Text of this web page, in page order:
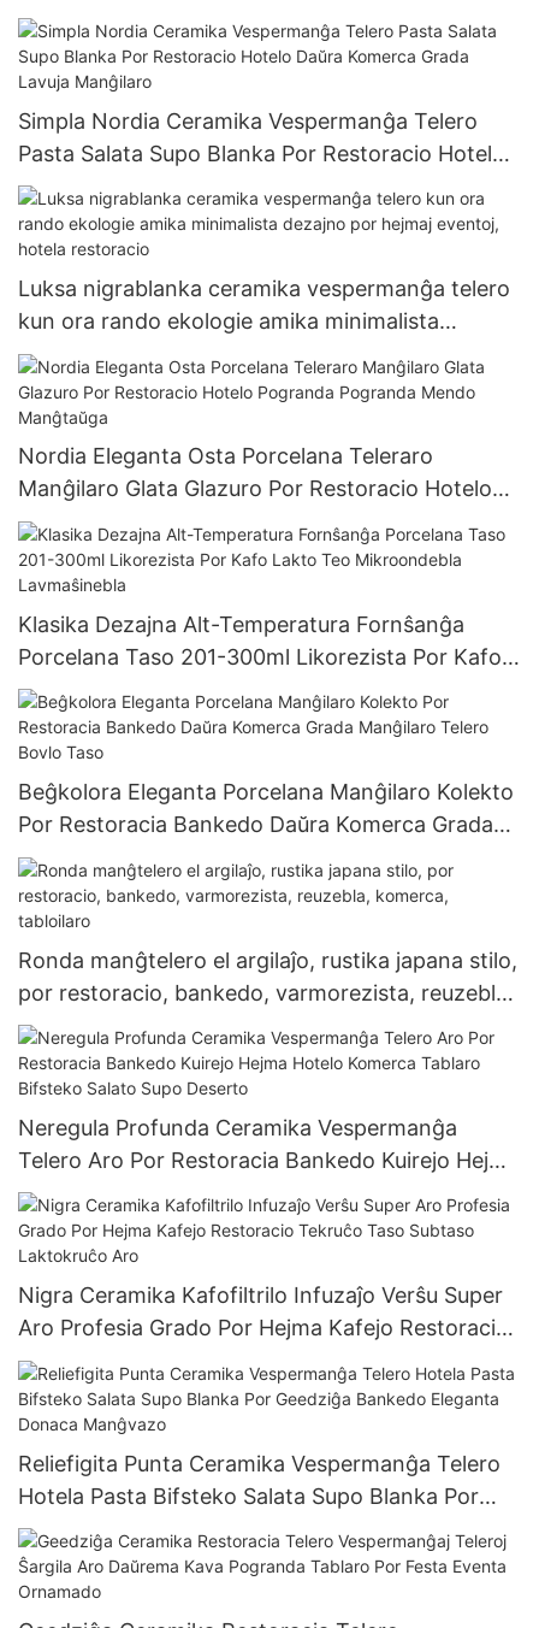
Beer Cup 15oz
Simpla Nordia Ceramika Vespermanĝa Telero
Pasta Salata Supo Blanka Por Restoracio Hotelo
Daŭra Komerca Grada Lavuja Manĝilaro
Luksa nigrablanka ceramika vespermanĝa telero
kun ora rando ekologie amika minimalista
dezajno por hejmaj eventoj, hotela restoracio
Nordia Eleganta Osta Porcelana Teleraro
Manĝilaro Glata Glazuro Por Restoracio Hotelo
Pogranda Pogranda Mendo Manĝtaŭga
Klasika Dezajna Alt-Temperatura Fornŝanĝa
Porcelana Taso 201-300ml Likorezista Por Kafo
Lakto Teo Mikroondebla Lavmaŝinebla
Beĝkolora Eleganta Porcelana Manĝilaro Kolekto
Por Restoracia Bankedo Daŭra Komerca Grada
Manĝilaro Telero Bovlo Taso
Ronda manĝtelero el argilaĵo, rustika japana stilo,
por restoracio, bankedo, varmorezista, reuzebla,
komerca, tabloilaro
Neregula Profunda Ceramika Vespermanĝa
Telero Aro Por Restoracia Bankedo Kuirejo Hejma
Hotelo Komerca Tablaro Bifsteko Salato Supo
Deserto
Nigra Ceramika Kafofiltrilo Infuzaĵo Verŝu Super
Aro Profesia Grado Por Hejma Kafejo Restoracio
Tekruĉo Taso Subtaso Laktokruĉo Aro
Reliefigita Punta Ceramika Vespermanĝa Telero
Hotela Pasta Bifsteko Salata Supo Blanka Por
Geedziĝa Bankedo Eleganta Donaca Manĝvazo